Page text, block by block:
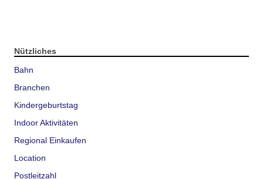
Nützliches
Bahn
Branchen
Kindergeburtstag
Indoor Aktivitäten
Regional Einkaufen
Location
Postleitzahl